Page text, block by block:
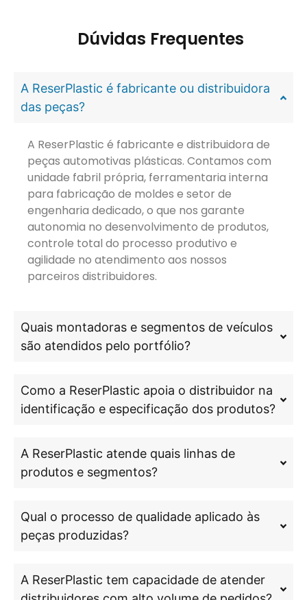
Dúvidas Frequentes
A ReserPlastic é fabricante ou distribuidora
das peças?
A ReserPlastic é fabricante e distribuidora de
peças automotivas plásticas. Contamos com
unidade fabril própria, ferramentaria interna
para fabricação de moldes e setor de
engenharia dedicado, o que nos garante
autonomia no desenvolvimento de produtos,
controle total do processo produtivo e
agilidade no atendimento aos nossos
parceiros distribuidores.
Quais montadoras e segmentos de veículos
são atendidos pelo portfólio?
Como a ReserPlastic apoia o distribuidor na
identificação e especificação dos produtos?
A ReserPlastic atende quais linhas de
produtos e segmentos?
Qual o processo de qualidade aplicado às
peças produzidas?
A ReserPlastic tem capacidade de atender